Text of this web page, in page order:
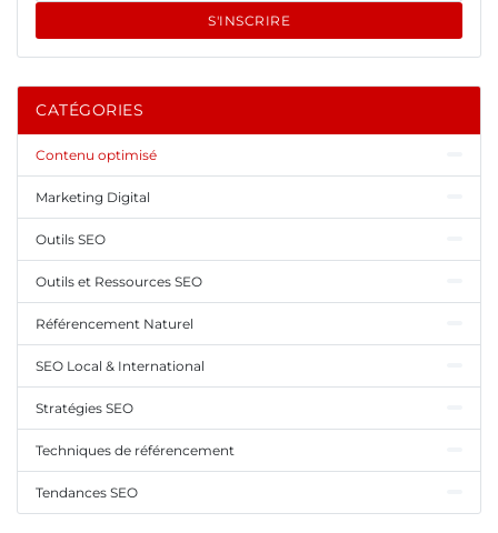
S'INSCRIRE
CATÉGORIES
Contenu optimisé
Marketing Digital
Outils SEO
Outils et Ressources SEO
Référencement Naturel
SEO Local & International
Stratégies SEO
Techniques de référencement
Tendances SEO